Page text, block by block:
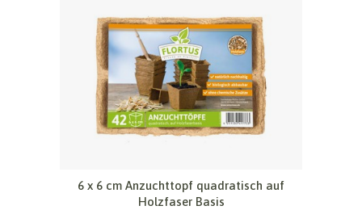
6 x 6 cm Anzuchttopf quadratisch auf
Holzfaser Basis